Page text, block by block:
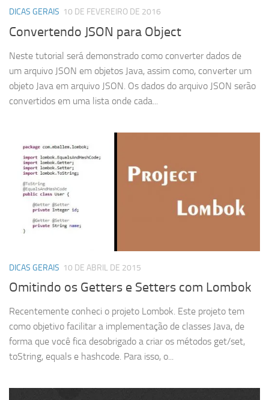
DICAS GERAIS 10 DE FEVEREIRO DE 2016
Convertendo JSON para Object
Neste tutorial será demonstrado como converter dados de
um arquivo JSON em objetos Java, assim como, converter um
objeto Java em arquivo JSON. Os dados do arquivo JSON serão
convertidos em uma lista onde cada...
DICAS GERAIS 10 DE ABRIL DE 2015
Omitindo os Getters e Setters com Lombok
Recentemente conheci o projeto Lombok. Este projeto tem
como objetivo facilitar a implementação de classes Java, de
forma que você fica desobrigado a criar os métodos get/set,
toString, equals e hashcode. Para isso, o...